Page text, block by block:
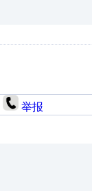
举报